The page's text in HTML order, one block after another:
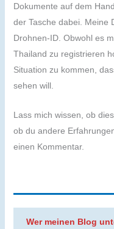
Dokumente auf dem
der Tasche dabei. Meine
Drohnen-ID. Obwohl es
Thailand zu registrieren
Situation zu kommen,
sehen will.
Lass mich wissen, ob
ob du andere
einen Kommentar.
Wer meinen Blog